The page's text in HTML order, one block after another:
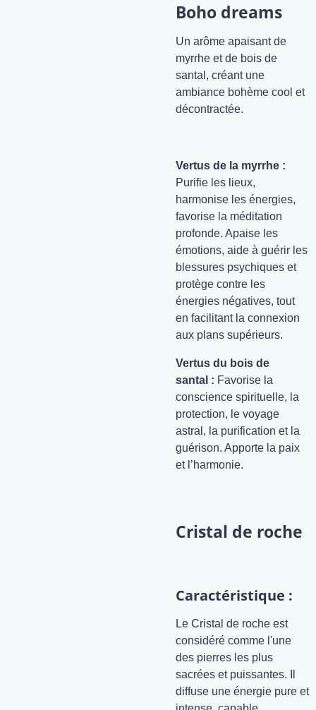
Boho dreams
Un arôme apaisant de
myrrhe et de bois de
santal, créant une
ambiance bohème cool et
décontractée.
Vertus de la myrrhe :
Purifie les lieux,
harmonise les énergies,
favorise la méditation
profonde. Apaise les
émotions, aide à guérir les
blessures psychiques et
protège contre les
énergies négatives, tout
en facilitant la connexion
aux plans supérieurs.
Vertus du bois de
santal : Favorise la
conscience spirituelle, la
protection, le voyage
astral, la purification et la
guérison. Apporte la paix
et l’harmonie.
Cristal de roche
Caractéristique :
Le Cristal de roche est
considéré comme l'une
des pierres les plus
sacrées et puissantes. Il
diffuse une énergie pure et